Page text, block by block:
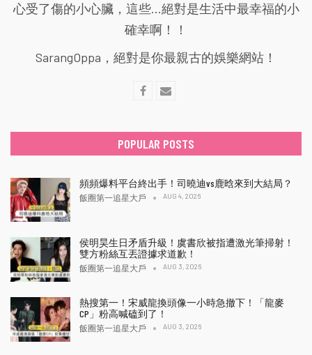
心受了傷的小心臟，這些...絕對是生活中最幸福的小
確幸啊！！
SarangOppa，絕對是你最親古的娛樂網站！
POPULAR POSTS
頻頻爆料平台終出手！司曉迪vs鹿晗來到大結局？
飯圈第一追星大戶 AUG 4, 2026
侯明昊生日矛盾升級！虞書欣被指遭激光筆掃射！
雙方粉絲互丟證據求道歉！
飯圈第一追星大戶 AUG 3, 2026
熱搜第一！宋威龍換頭像一小時急撤下！「龍麥
CP」粉高喊磕到了！
飯圈第一追星大戶 AUG 3, 2026